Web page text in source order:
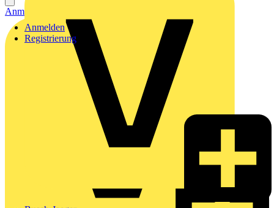
Anmelden
Registrierung
Anmelden